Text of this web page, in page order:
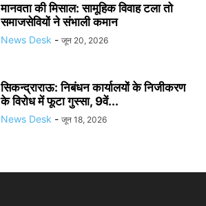
मानवता की मिसाल: सामूहिक विवाह टला तो
समाजसेवियों ने संभाली कमान
News Desk - जून 20, 2026
सिकन्द्राराऊ: निबंधन कार्यालयों के निजीकरण
के विरोध में फूटा गुस्सा, 9वें...
News Desk - जून 18, 2026